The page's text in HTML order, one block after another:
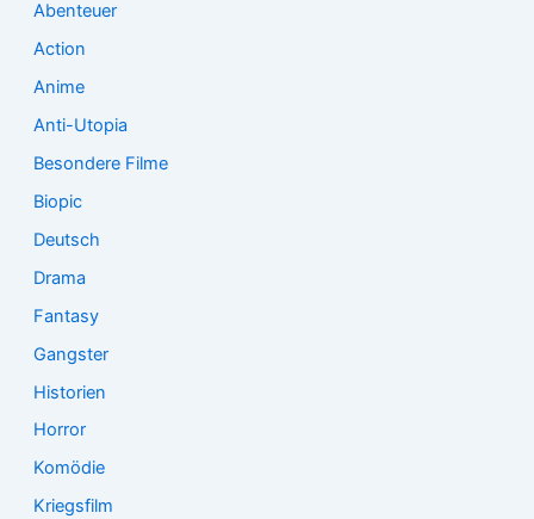
Abenteuer
Action
Anime
Anti-Utopia
Besondere Filme
Biopic
Deutsch
Drama
Fantasy
Gangster
Historien
Horror
Komödie
Kriegsfilm